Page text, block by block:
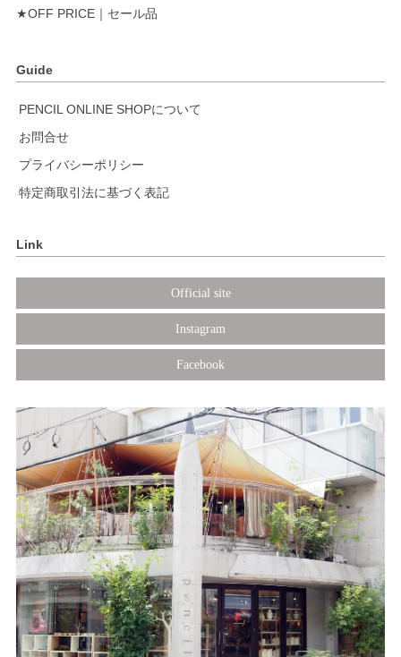
★OFF PRICE｜セール品
Guide
PENCIL ONLINE SHOPについて
お問合せ
プライバシーポリシー
特定商取引法に基づく表記
Link
Official site
Instagram
Facebook